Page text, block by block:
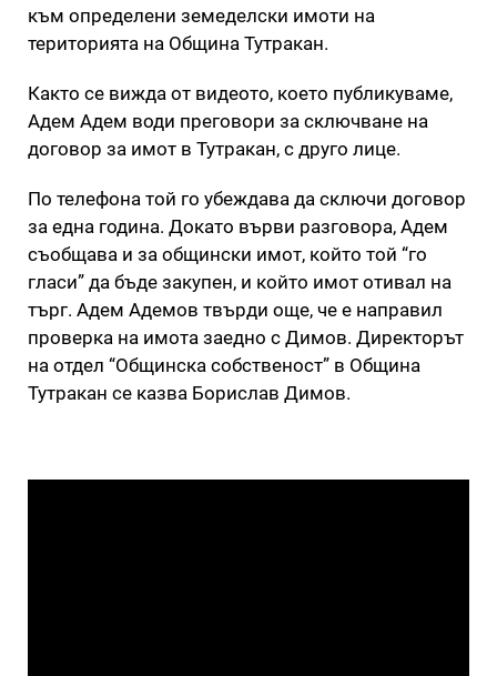
към определени земеделски имоти на
територията на Община Тутракан.
Както се вижда от видеото, което публикуваме,
Адем Адем води преговори за сключване на
договор за имот в Тутракан, с друго лице.
По телефона той го убеждава да сключи договор
за една година. Докато върви разговора, Адем
съобщава и за общински имот, който той “го
гласи” да бъде закупен, и който имот отивал на
търг. Адем Адемов твърди още, че е направил
проверка на имота заедно с Димов. Директорът
на отдел “Общинска собственост” в Община
Тутракан се казва Борислав Димов.